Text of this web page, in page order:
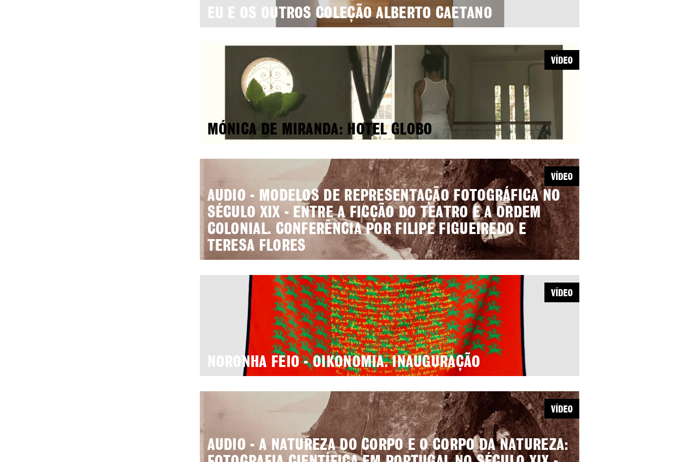
EU E OS OUTROS COLEÇÃO ALBERTO CAETANO
MÓNICA DE MIRANDA: HOTEL GLOBO
VÍDEO
AUDIO - MODELOS DE REPRESENTAÇÃO FOTOGRÁFICA NO
SÉCULO XIX - ENTRE A FICÇÃO DO TEATRO E A ORDEM
COLONIAL. CONFERÊNCIA POR FILIPE FIGUEIREDO E
TERESA FLORES
VÍDEO
NORONHA FEIO - OIKONOMIA. INAUGURAÇÃO
VÍDEO
AUDIO - A NATUREZA DO CORPO E O CORPO DA NATUREZA:
VÍDEO